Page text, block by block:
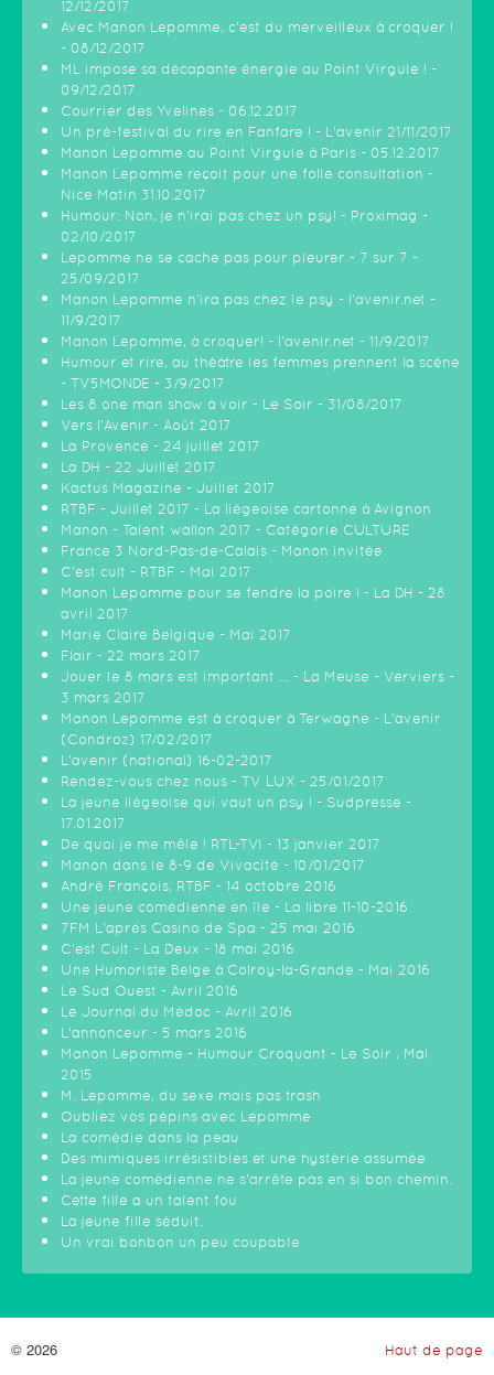
12/12/2017
Avec Manon Lepomme, c'est du merveilleux à croquer !
- 08/12/2017
ML impose sa décapante énergie au Point Virgule ! -
09/12/2017
Courrier des Yvelines - 06.12.2017
Un pré-festival du rire en Fanfare ! - L'avenir 21/11/2017
Manon Lepomme au Point Virgule à Paris - 05.12.2017
Manon Lepomme reçoit pour une folle consultation -
Nice Matin 31.10.2017
Humour: Non, je n’irai pas chez un psy! - Proximag -
02/10/2017
Lepomme ne se cache pas pour pleurer - 7 sur 7 -
25/09/2017
Manon Lepomme n'ira pas chez le psy - l'avenir.net -
11/9/2017
Manon Lepomme, à croquer! - l'avenir.net - 11/9/2017
Humour et rire, au théâtre les femmes prennent la scène
- TV5MONDE - 3/9/2017
Les 8 one man show à voir - Le Soir - 31/08/2017
Vers l'Avenir - Août 2017
La Provence - 24 juillet 2017
La DH - 22 Juillet 2017
Kactus Magazine - Juillet 2017
RTBF - Juillet 2017 - La liègeoise cartonne à Avignon
Manon - Talent wallon 2017 - Catégorie CULTURE
France 3 Nord-Pas-de-Calais - Manon invitée
C'est cult - RTBF - Mai 2017
Manon Lepomme pour se fendre la poire ! - La DH - 28
avril 2017
Marie Claire Belgique - Mai 2017
Flair - 22 mars 2017
Jouer le 8 mars est important ... - La Meuse - Verviers -
3 mars 2017
Manon Lepomme est à croquer à Terwagne - L'avenir
(Condroz) 17/02/2017
L'avenir (national) 16-02-2017
Rendez-vous chez nous - TV LUX - 25/01/2017
La jeune liégeoise qui vaut un psy ! - Sudpresse -
17.01.2017
De quoi je me mêle ! RTL-TVI - 13 janvier 2017
Manon dans le 8-9 de Vivacité - 10/01/2017
André François, RTBF - 14 octobre 2016
Une jeune comédienne en île - La libre 11-10-2016
7FM L'après Casino de Spa - 25 mai 2016
C'est Cult - La Deux - 18 mai 2016
Une Humoriste Belge à Colroy-la-Grande - Mai 2016
Le Sud Ouest - Avril 2016
Le Journal du Médoc - Avril 2016
L'annonceur - 5 mars 2016
Manon Lepomme - Humour Croquant - Le Soir , Mai
2015
M. Lepomme, du sexe mais pas trash
Oubliez vos pépins avec Lepomme
La comédie dans la peau
Des mimiques irrésistibles et une hystérie assumée
La jeune comédienne ne s'arrête pas en si bon chemin.
Cette fille a un talent fou
La jeune fille séduit.
Un vrai bonbon un peu coupable
Haut de page
© 2026